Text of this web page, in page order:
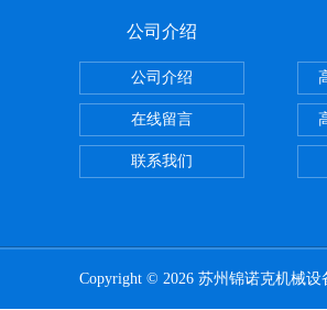
公司介绍
公司介绍
在线留言
联系我们
Copyright © 2026 苏州锦诺克机械